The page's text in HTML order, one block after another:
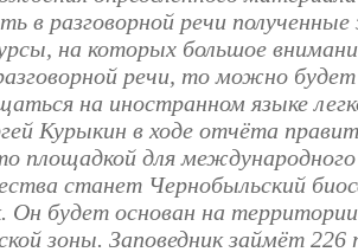
в разговорной речи полученные
на которых большое
речи, то можно будет
на иностранном языке
Курыкин в ходе отчёта
площадкой для международного
станет Чернобыльский
Он будет основан на территории
зоны. Заповедник займёт 226